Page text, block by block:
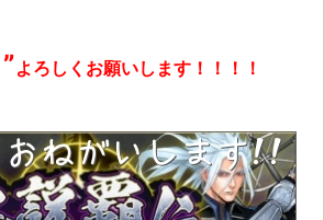
よろしくお願いします！！！！